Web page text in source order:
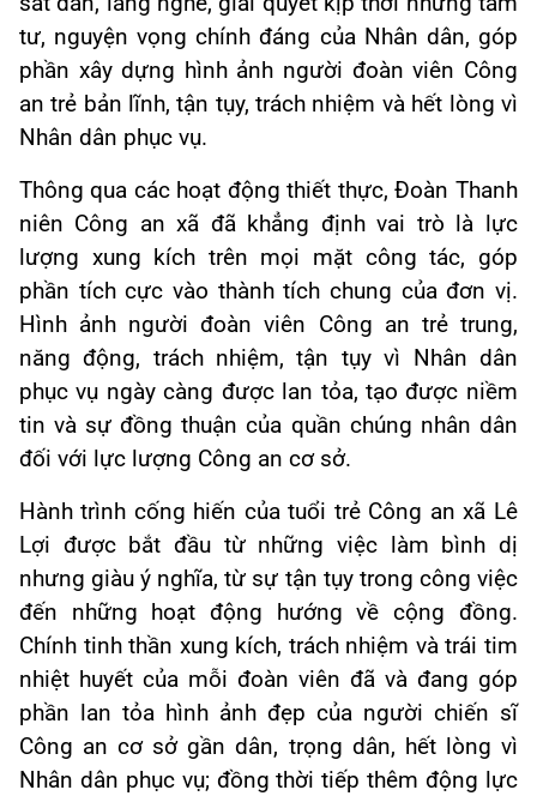
tư, nguyện vọng chính đáng của Nhân dân, góp
phần xây dựng hình ảnh người đoàn viên Công
an trẻ bản lĩnh, tận tụy, trách nhiệm và hết lòng vì
Nhân dân phục vụ.
Thông qua các hoạt động thiết thực, Đoàn Thanh
niên Công an xã đã khẳng định vai trò là lực
lượng xung kích trên mọi mặt công tác, góp
phần tích cực vào thành tích chung của đơn vị.
Hình ảnh người đoàn viên Công an trẻ trung,
năng động, trách nhiệm, tận tụy vì Nhân dân
phục vụ ngày càng được lan tỏa, tạo được niềm
tin và sự đồng thuận của quần chúng nhân dân
đối với lực lượng Công an cơ sở.
Hành trình cống hiến của tuổi trẻ Công an xã Lê
Lợi được bắt đầu từ những việc làm bình dị
nhưng giàu ý nghĩa, từ sự tận tụy trong công việc
đến những hoạt động hướng về cộng đồng.
Chính tinh thần xung kích, trách nhiệm và trái tim
nhiệt huyết của mỗi đoàn viên đã và đang góp
phần lan tỏa hình ảnh đẹp của người chiến sĩ
Công an cơ sở gần dân, trọng dân, hết lòng vì
Nhân dân phục vụ; đồng thời tiếp thêm động lực